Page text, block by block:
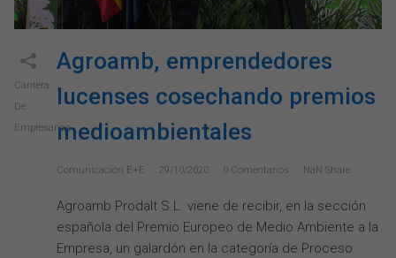
Cantera
De
Empresarios
Agroamb, emprendedores
lucenses cosechando premios
medioambientales
Comunicación E+e 29/10/2020 0 Comentarios NaN Share
Agroamb Prodalt S.L. viene de recibir, en la sección
española del Premio Europeo de Medio Ambiente a la
Empresa, un galardón en la categoría de Proceso